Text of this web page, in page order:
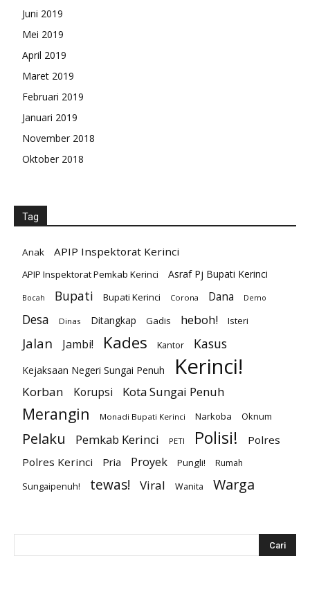
Juni 2019
Mei 2019
April 2019
Maret 2019
Februari 2019
Januari 2019
November 2018
Oktober 2018
Tag
Anak APIP Inspektorat Kerinci
APIP Inspektorat Pemkab Kerinci Asraf Pj Bupati Kerinci
Bocah Bupati Bupati Kerinci Corona Dana Demo
Desa Dinas Ditangkap Gadis heboh! Isteri
Jalan Jambi! Kades Kantor Kasus
Kejaksaan Negeri Sungai Penuh Kerinci!
Korban Korupsi Kota Sungai Penuh
Merangin Monadi Bupati Kerinci Narkoba Oknum
Pelaku Pemkab Kerinci PETI Polisi!
Polres
Polres Kerinci
Pria Proyek Pungli! Rumah
Sungaipenuh! tewas! Viral Wanita Warga